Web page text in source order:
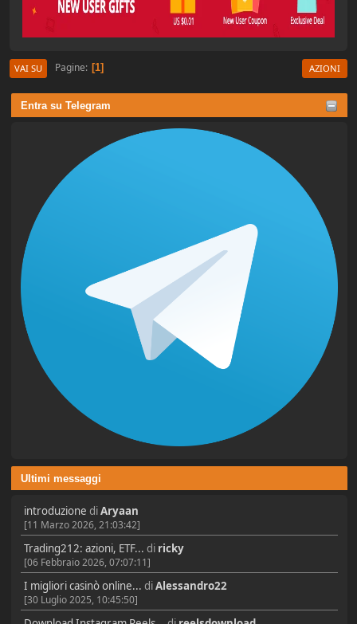
Entra su Telegram
Ultimi messaggi
introduzione diAryaan
[11 Marzo 2026, 21:03:42]
Trading212: azioni, ETF... di ricky
[06 Febbraio 2026, 07:07:11]
I migliori casinò online... diAlessandro22
[30 Luglio 2025, 10:45:50]
VAI SU Pagine 1 AZIONI